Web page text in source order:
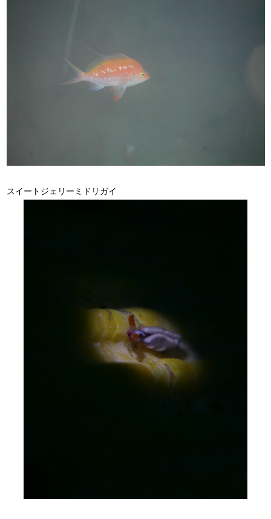
スイートジェリーミドリガイ